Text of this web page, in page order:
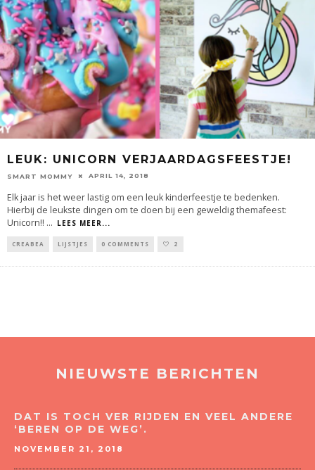
LEUK: UNICORN VERJAARDAGSFEESTJE!
SMART MOMMY APRIL 14, 2018
Elk jaar is het weer lastig om een leuk kinderfeestje te bedenken.
Hierbij de leukste dingen om te doen bij een geweldig themafeest:
Unicorn!! ... LEES MEER...
CREABEA LIJSTJES 0 COMMENTS 2
NIEUWSTE BERICHTEN
DAT IS TOCH VER RIJDEN EN VEEL ANDERE
‘BEREN OP DE WEG’.
NOVEMBER 21, 2018